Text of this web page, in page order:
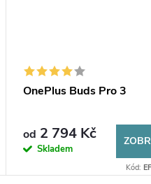
OnePlus Buds Pro 3
od 2 794 Kč
Skladem
Kód: